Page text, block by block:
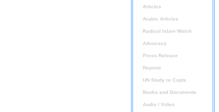
Articles
Arabic Articles
Radical Islam Watch
Advocacy
Press Release
Reports
UN Study re Copts
Books and Documents
Audio / Video